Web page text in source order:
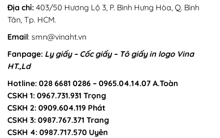
Địa chỉ: 403/50 Hương Lộ 3, P. Bình Hưng Hòa, Q. Bình
Tân, Tp. HCM.
Email: smn@vinaht.vn
Fanpage: Ly giấy – Cốc giấy – Tô giấy in logo Vina
HT.,Ld
Hotline: 028 6681 0286 – 0965.04.14.07 A.Toàn
CSKH 1: 0967.731.931 Trọng
CSKH 2: 0909.604.119 Phát
CSKH 3: 0987.767.371 Trang
CSKH 4: 0987.717.570 Uyên